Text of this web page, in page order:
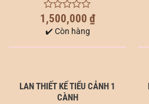
out
of
5
1,500,000 ₫
✔️ Còn hàng
LAN THIẾT KẾ TIỂU CẢNH 1
CÀNH